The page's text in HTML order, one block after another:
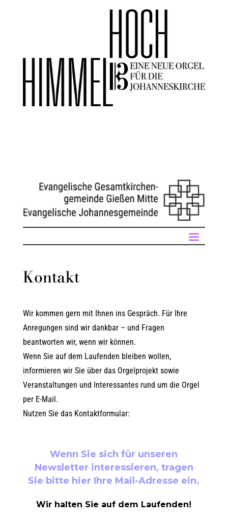
Kontakt
Wir kommen gern mit Ihnen ins Gespräch. Für Ihre
Anregungen sind wir dankbar – und Fragen
beantworten wir, wenn wir können.
Wenn Sie auf dem Laufenden bleiben wollen,
informieren wir Sie über das Orgelprojekt sowie
Veranstaltungen und Interessantes rund um die Orgel
per E-Mail.
Nutzen Sie das Kontaktformular:
Wenn Sie sich für unseren
Newsletter interessieren, tragen
Sie bitte hier Ihre Mail-Adresse ein.
Wir halten Sie auf dem Laufenden!